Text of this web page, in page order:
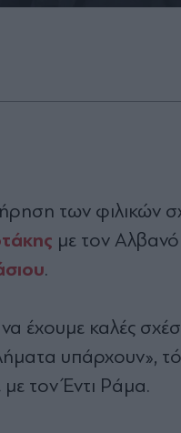
των φιλικών
με τον
.
έχουμε καλές
υπάρχουν»,
με τον Έντι Ράμα.